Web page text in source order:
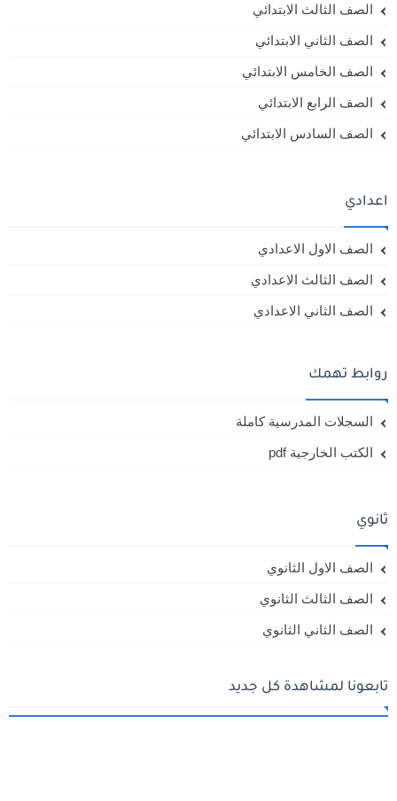
الصف الثالث الابتدائي
الصف الثاني الابتدائي
الصف الخامس الابتدائي
الصف الرابع الابتدائي
الصف السادس الابتدائي
اعدادي
الصف الاول الاعدادي
الصف الثالث الاعدادي
الصف الثاني الاعدادي
روابط تهمك
السجلات المدرسية كاملة
الكتب الخارجية pdf
ثانوي
الصف الاول الثانوي
الصف الثالث الثانوي
الصف الثاني الثانوي
تابعونا لمشاهدة كل جديد